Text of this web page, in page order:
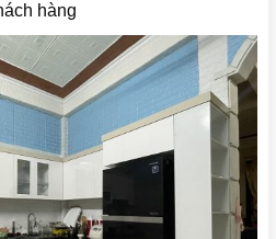
hàng